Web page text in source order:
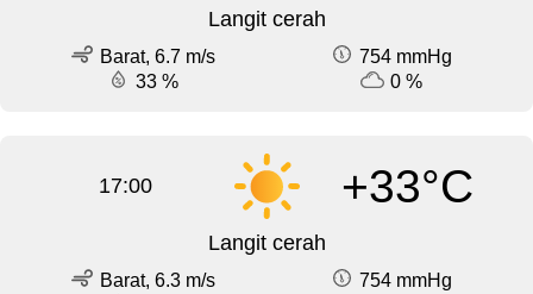
Langit cerah
Barat, 6.7 m/s
754 mmHg
33 %
0 %
17:00 +33°C
Langit cerah
Barat, 6.3 m/s
754 mmHg